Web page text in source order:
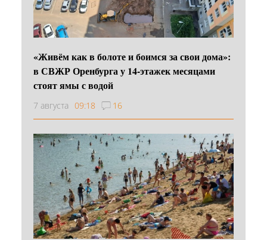
«Живём как в болоте и боимся за свои дома»:
в СВЖР Оренбурга у 14-этажек месяцами
стоят ямы с водой
7 августа 09:18 16